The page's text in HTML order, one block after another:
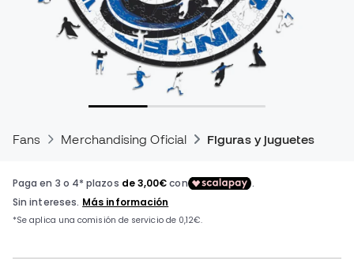
Fans Merchandising Oficial Figuras y juguetes